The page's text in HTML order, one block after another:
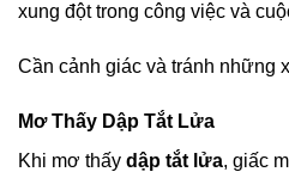
xung đột trong công việc và
Cần cảnh giác và tránh những
Mơ Thấy Dập Tắt Lửa
Khi mơ thấy dập tắt lửa, giấc